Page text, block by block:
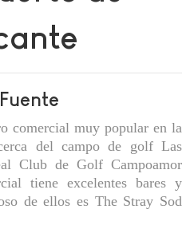
muy popular en la
del campo de golf Las
Club de Golf Campoamor
tiene excelentes bares y
de ellos es The Stray Sod